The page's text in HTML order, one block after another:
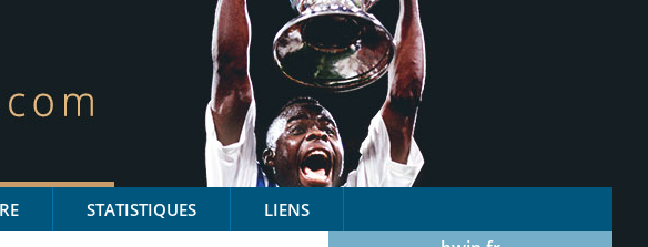
STATISTIQUES LIENS